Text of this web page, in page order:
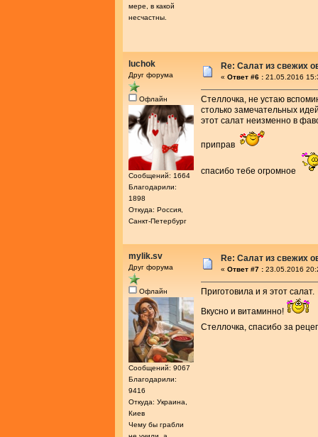
мере, в какой
несчастны.
luchok
Друг форума
Офлайн
Сообщений: 1664
Благодарили:
1898
Откуда: Россия,
Санкт-Петербург
Re: Салат из свежих
« Ответ #6 : 21.05.2016
Стеллочка, не устаю
столько замечательных
этот салат неизменно в
приправ
спасибо тебе огромное
mylik.sv
Друг форума
Офлайн
Сообщений: 9067
Благодарили:
9416
Откуда: Украина,
Киев
Чему бы грабли
Re: Салат из свежих
« Ответ #7 : 23.05.2016
Приготовила и я этот салат.
Вкусно и витаминно!
Стеллочка, спасибо за